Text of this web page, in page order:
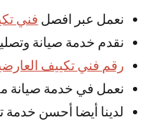
نعمل عبر افصل فني
نقدم خدمة صيانة
رقم فني تكييف
نعمل في خدمة صيانة
لدينا أيضا أحسن